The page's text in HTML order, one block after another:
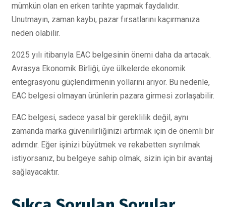
mümkün olan en erken tarihte yapmak faydalıdır.
Unutmayın, zaman kaybı, pazar fırsatlarını kaçırmanıza
neden olabilir.
2025 yılı itibarıyla EAC belgesinin önemi daha da artacak.
Avrasya Ekonomik Birliği, üye ülkelerde ekonomik
entegrasyonu güçlendirmenin yollarını arıyor. Bu nedenle,
EAC belgesi olmayan ürünlerin pazara girmesi zorlaşabilir.
EAC belgesi, sadece yasal bir gereklilik değil, aynı
zamanda marka güvenilirliğinizi artırmak için de önemli bir
adımdır. Eğer işinizi büyütmek ve rekabetten sıyrılmak
istiyorsanız, bu belgeye sahip olmak, sizin için bir avantaj
sağlayacaktır.